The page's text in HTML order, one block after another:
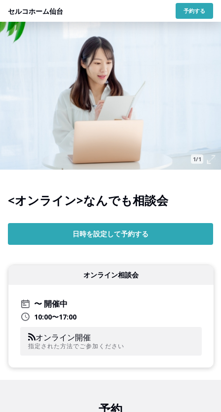
セルコホーム仙台 予約する
1/1
<オンライン>なんでも相談会
日時を設定して予約する
オンライン相談会
開催中
10:00〜17:00
オンライン開催
指定された方法でご参加ください
予約